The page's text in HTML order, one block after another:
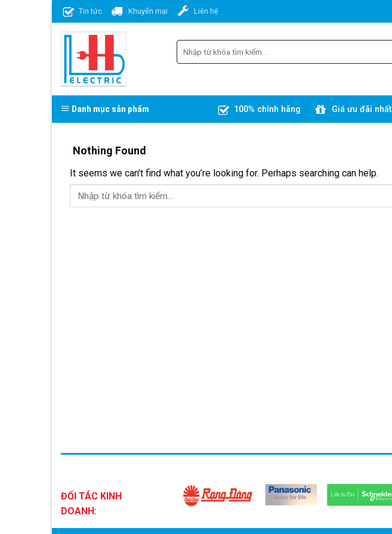
Skip
to
content
Tin tức Khuyến mại Liên hệ
Danh mục sản phẩm 100% chính hãng Giá ưu đãi nhất
Nothing Found
It seems we can’t find what you’re looking for. Perhaps searching can help.
ĐỐI TÁC KINH
DOANH: